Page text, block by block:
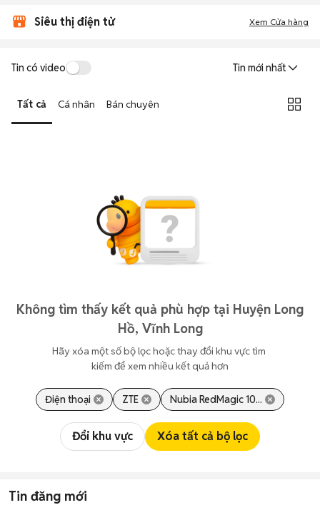
Siêu thị điện tử Xem Cửa hàng
Tin có video Tin mới nhất
Tất cả Cá nhân Bán chuyên
Không tìm thấy kết quả phù hợp tại Huyện Long
Hồ, Vĩnh Long
Hãy xóa một số bộ lọc hoặc thay đổi khu vực tìm
kiếm để xem nhiều kết quả hơn
Điện thoại ZTE Nubia RedMagic 10...
Đổi khu vực Xóa tất cả bộ lọc
Tin đăng mới